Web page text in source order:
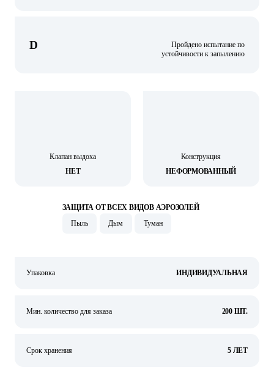
D
Пройдено испытание по
устойчивости к запылению
Клапан выдоха
НЕТ
Конструкция
НЕФОРМОВАННЫЙ
ЗАЩИТА ОТ ВСЕХ ВИДОВ АЭРОЗОЛЕЙ
Пыль
Дым Туман
Упаковка ИНДИВИДУАЛЬНАЯ
Мин. количество для заказа 200 ШТ.
Срок хранения 5 ЛЕТ